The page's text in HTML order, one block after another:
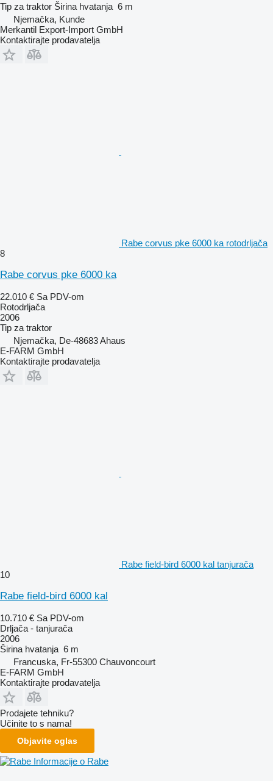
Tip za traktor Širina hvatanja 6 m
Njemačka, Kunde
Merkantil Export-Import GmbH
Kontaktirajte prodavatelja
Rabe corvus pke 6000 ka rotodrljača
8
Rabe corvus pke 6000 ka
22.010 € Sa PDV-om
Rotodrljača
2006
Tip za traktor
Njemačka, De-48683 Ahaus
E-FARM GmbH
Kontaktirajte prodavatelja
Rabe field-bird 6000 kal tanjurača
10
Rabe field-bird 6000 kal
10.710 € Sa PDV-om
Drljača - tanjurača
2006
Širina hvatanja 6 m
Francuska, Fr-55300 Chauvoncourt
E-FARM GmbH
Kontaktirajte prodavatelja
Prodajete tehniku?
Učinite to s nama!
Objavite oglas
Informacije o Rabe